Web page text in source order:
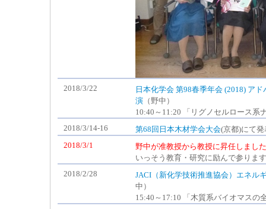
2018/3/22
日本化学会 第98春季年会 (2018) ア
演（野中）
10:40～11:20 「リグノセルロース系
2018/3/14-16
第68回日本木材学会大会(京都)にて
2018/3/1
野中が准教授から教授に昇任しまし
いっそう教育・研究に励んで参りま
2018/2/28
JACI（新化学技術推進協会）エネ
中）
15:40～17:10 「木質系バイオマスの